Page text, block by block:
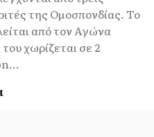
της Ομοσπονδίας. Το
από τον Αγώνα
χωρίζεται σε 2